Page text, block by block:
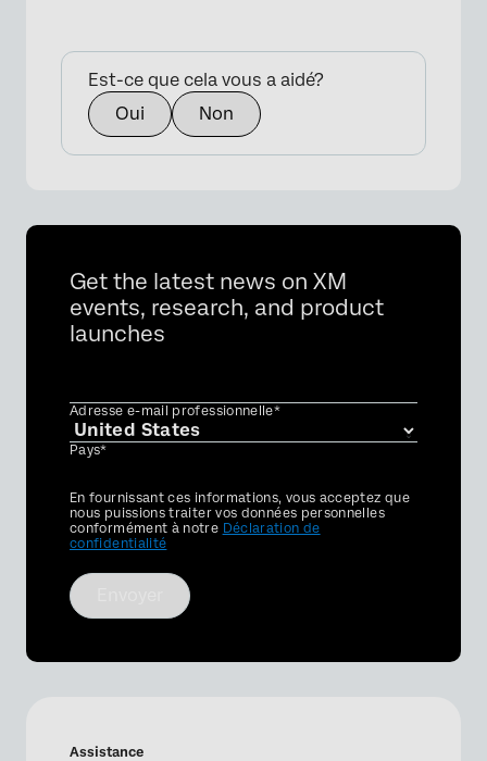
Est-ce que cela vous a aidé?
Oui
Non
Get the latest news on XM
events, research, and product
launches
Adresse e-mail professionnelle*
Pays*
Privacy
Optin
En fournissant ces informations, vous acceptez que
nous puissions traiter vos données personnelles
conformément à notre Déclaration de
confidentialité
Assistance